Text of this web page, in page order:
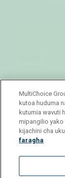
MultiChoice
kutoa huduma
kutumia wavuti
mipangilio yako
kijachini cha
faragha